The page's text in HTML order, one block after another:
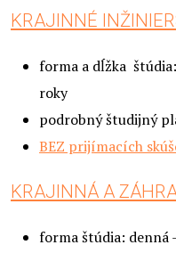
KRAJINNÉ
forma a dĺžka
roky
podrobný študijný
BEZ prijímacích
KRAJINNÁ A
forma štúdia: denná